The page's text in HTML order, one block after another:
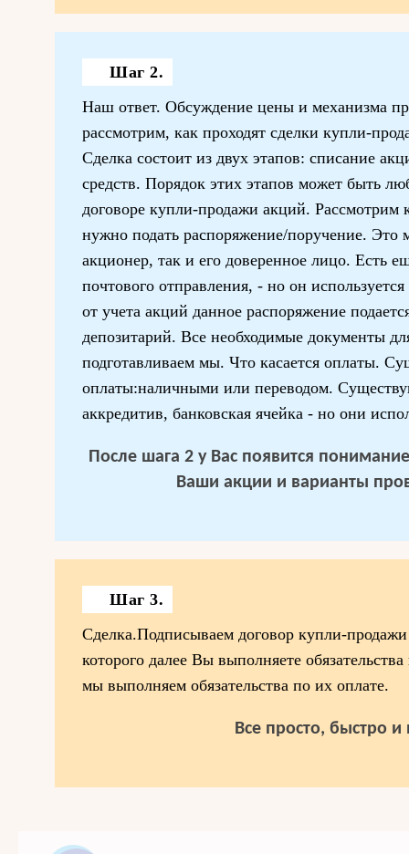
Шаг 2.
Наш ответ. Обсуждение цены и механизма
рассмотрим, как проходят сделки купли-
Сделка состоит из двух этапов: списание
средств. Порядок этих этапов может быть
договоре купли-продажи акций. Рассмотрим
нужно подать распоряжение/поручение. Это
акционер, так и его доверенное лицо. Есть
почтового отправления, - но он
от учета акций данное распоряжение
депозитарий. Все необходимые документы
подготавливаем мы. Что касается оплаты.
оплаты:наличными или переводом.
аккредитив, банковская ячейка - но они
После шага 2 у Вас появится понимание
Ваши акции и варианты
Шаг 3.
Сделка.Подписываем договор купли-
которого далее Вы выполняете
мы выполняем обязательства по их оплате.
Все просто, быстро и